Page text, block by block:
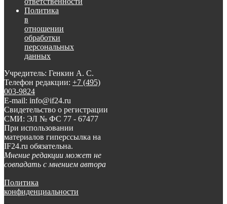
Политика
в
отношении
обработки
персональных
данных
Учредитель: Генкин А. С.
Телефон редакции: +7 (495)
003-9824
E-mail: info@if24.ru
Свидетельство о регистрации
СМИ: ЭЛ № ФС 77 - 67477
При использовании
материалов гиперссылка на
IF24.ru обязательна.
Мнение редакции может не
совпадать с мнением автора
Политика
конфиденциальности